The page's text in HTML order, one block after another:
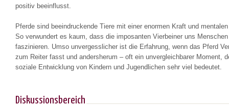
positiv beeinflusst.
Pferde sind beeindruckende Tiere mit einer enormen Kraft und
So verwundert es kaum, dass die imposanten Vierbeiner uns Menschen
faszinieren. Umso unvergesslicher ist die Erfahrung, wenn das Pferd
zum Reiter fasst und andersherum – oft ein unvergleichbarer Moment,
soziale Entwicklung von Kindern und Jugendlichen sehr viel bedeutet.
Diskussionsbereich